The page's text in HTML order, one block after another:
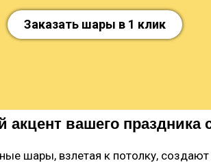
Заказать шары в 1 клик
вашего
шары, взлетая к потолку,